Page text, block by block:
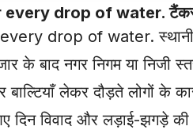
drop of water. टैंकर
drop of water. स्थानीय
के बाद नगर निगम या निजी
लेकर दौड़ते लोगों के
विवाद और लड़ाई-झगड़े की